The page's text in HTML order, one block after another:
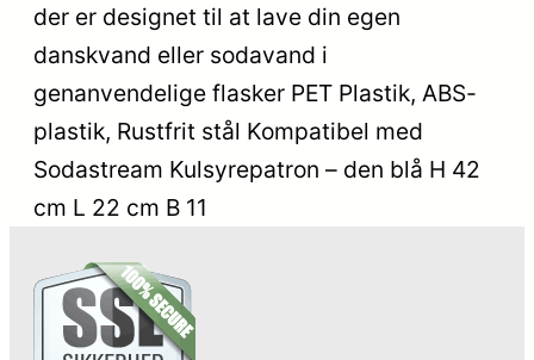
der er designet til at lave din egen
danskvand eller sodavand i
genanvendelige flasker PET Plastik, ABS-
plastik, Rustfrit stål Kompatibel med
Sodastream Kulsyrepatron – den blå H 42
cm L 22 cm B 11